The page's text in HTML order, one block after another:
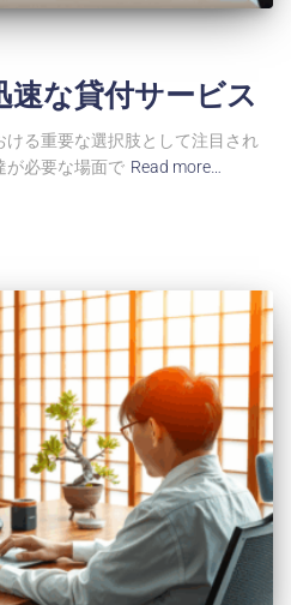
速な貸付サービス
る重要な選択肢として注目され
が必要な場面で Read more…